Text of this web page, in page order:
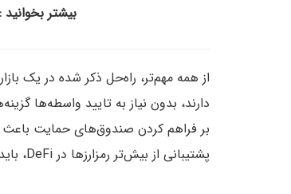
بیشتر
از همه مهم‌تر، راه‌حل ذکر شده در یک
دارند، بدون نیاز به تایید واسطه‌ها
پشتیبانی از بیش‌تر رمزارزها در DeFi، باید به یک قاعده تبدیل شود.